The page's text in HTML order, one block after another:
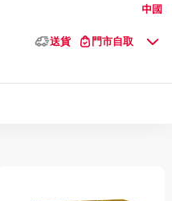
中國
送貨 門市自取